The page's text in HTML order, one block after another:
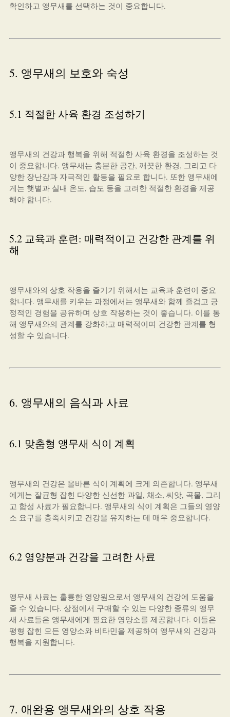
확인하고 앵무새를 선택하는 것이 중요합니다.
5. 앵무새의 보호와 숙성
5.1 적절한 사육 환경 조성하기
앵무새의 건강과 행복을 위해 적절한 사육 환경을 조성하는 것
이 중요합니다. 앵무새는 충분한 공간, 깨끗한 환경, 그리고 다
양한 장난감과 자극적인 활동을 필요로 합니다. 또한 앵무새에
게는 햇볕과 실내 온도, 습도 등을 고려한 적절한 환경을 제공
해야 합니다.
5.2 교육과 훈련: 매력적이고 건강한 관계를 위
해
앵무새와의 상호 작용을 즐기기 위해서는 교육과 훈련이 중요
합니다. 앵무새를 키우는 과정에서는 앵무새와 함께 즐겁고 긍
정적인 경험을 공유하며 상호 작용하는 것이 좋습니다. 이를 통
해 앵무새와의 관계를 강화하고 매력적이며 건강한 관계를 형
성할 수 있습니다.
6. 앵무새의 음식과 사료
6.1 맞춤형 앵무새 식이 계획
앵무새의 건강은 올바른 식이 계획에 크게 의존합니다. 앵무새
에게는 잘균형 잡힌 다양한 신선한 과일, 채소, 씨앗, 곡물, 그리
고 합성 사료가 필요합니다. 앵무새의 식이 계획은 그들의 영양
소 요구를 충족시키고 건강을 유지하는 데 매우 중요합니다.
6.2 영양분과 건강을 고려한 사료
앵무새 사료는 훌륭한 영양원으로서 앵무새의 건강에 도움을
줄 수 있습니다. 상점에서 구매할 수 있는 다양한 종류의 앵무
새 사료들은 앵무새에게 필요한 영양소를 제공합니다. 이들은
평형 잡힌 모든 영양소와 비타민을 제공하여 앵무새의 건강과
행복을 지원합니다.
7. 애완용 앵무새와의 상호 작용